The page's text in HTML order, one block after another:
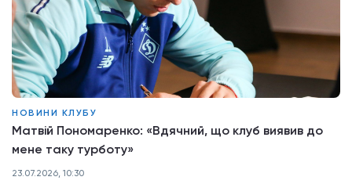
НОВИНИ КЛУБУ
Матвій Пономаренко: «Вдячний, що клуб виявив до
мене таку турботу»
23.07.2026, 10:30